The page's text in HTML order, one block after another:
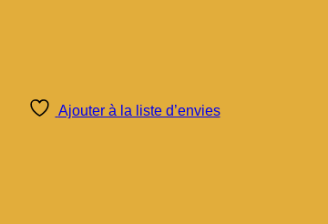
Ajouter à la liste d’envies